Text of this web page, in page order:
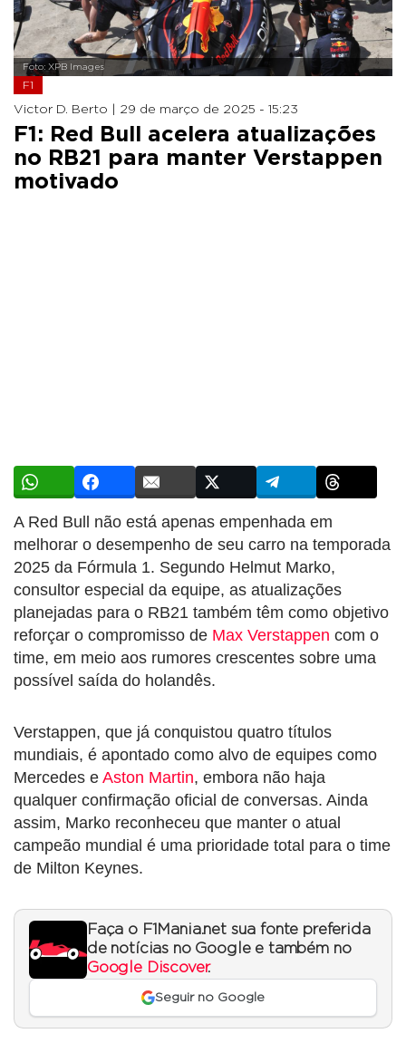
Foto: XPB Images
F1
Victor D. Berto | 29 de março de 2025 - 15:23
F1: Red Bull acelera atualizações
no RB21 para manter Verstappen
motivado
A Red Bull não está apenas empenhada em
melhorar o desempenho de seu carro na temporada
2025 da Fórmula 1. Segundo Helmut Marko,
consultor especial da equipe, as atualizações
planejadas para o RB21 também têm como objetivo
reforçar o compromisso de Max Verstappen com o
time, em meio aos rumores crescentes sobre uma
possível saída do holandês.
Verstappen, que já conquistou quatro títulos
mundiais, é apontado como alvo de equipes como
Mercedes e Aston Martin, embora não haja
qualquer confirmação oficial de conversas. Ainda
assim, Marko reconheceu que manter o atual
campeão mundial é uma prioridade total para o time
de Milton Keynes.
Faça o F1Mania.net sua fonte preferida
de notícias no Google e também no
Google Discover.
Seguir no Google